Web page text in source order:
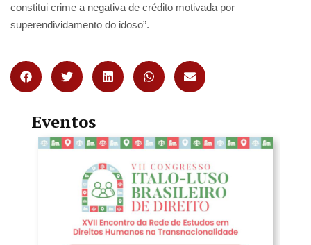
constitui crime a negativa de crédito motivada por
superendividamento do idoso”.
Eventos